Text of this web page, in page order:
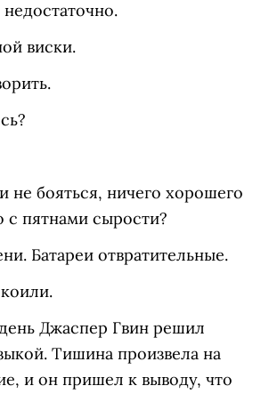
виски.
не бояться, ничего хорошего
с пятнами сырости?
Батареи отвратительные.
Джаспер Гвин решил
Тишина произвела на
и он пришел к выводу, что